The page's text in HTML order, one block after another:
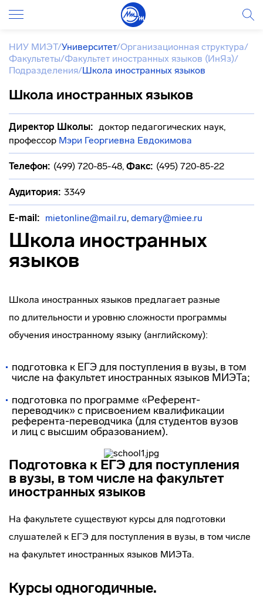
НИУ МИЭТ/Университет/Организационная структура/
Факультеты/Факультет иностранных языков (ИнЯз)/
Подразделения/Школа иностранных языков
Школа иностранных языков
Директор Школы: доктор педагогических наук,
профессор Мэри Георгиевна Евдокимова
Телефон: (499) 720-85-48, Факс: (495) 720-85-22
Аудитория: 3349
E-mail: mietonline@mail.ru, demary@miee.ru
Школа иностранных
языков
Школа иностранных языков предлагает разные
по длительности и уровню сложности программы
обучения иностранному языку (английскому):
подготовка к ЕГЭ для поступления в вузы, в том
числе на факультет иностранных языков МИЭТа;
подготовка по программе «Референт-
переводчик» с присвоением квалификации
референта-переводчика (для студентов вузов
и лиц с высшим образованием).
Подготовка к ЕГЭ для поступления
в вузы, в том числе на факультет
иностранных языков
На факультете существуют курсы для подготовки
слушателей к ЕГЭ для поступления в вузы, в том числе
на факультет иностранных языков МИЭТа.
Курсы одногодичные.